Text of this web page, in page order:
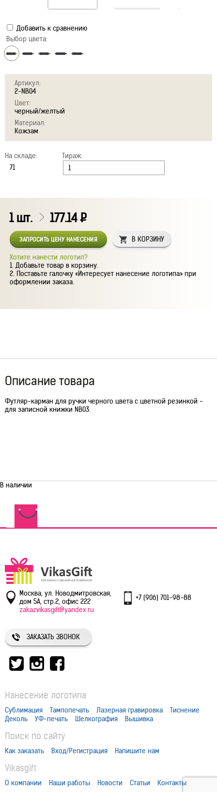
Добавить к сравнению
Выбор цвета:
Артикул:
2-NB04
Цвет:
черный/желтый
Материал:
Кожзам
На складе: Тираж:
1шт. 177.14Р
ЗАПРОСИТЬ ЦЕНУ НАНЕСЕНИЯ В КОРЗИНУ
Хотите нанести логотип?
Добавьте товар в корзину.
Поставьте галочку «Интересует нанесение логотипа» при
оформлении заказа.
Описание товара
Футляр-карман для ручки черного цвета с цветной резинкой -
для записной книжки NB03.
В наличии
Москва, ул. Новодмитровская,
дом 5А, стр.2, офис 222
+7 (906) 701-98-88
zakazvikasgift@yandex.ru
ЗАКАЗАТЬ ЗВОНОК
Нанесение логотипа
Сублимация Тампопечать Лазерная гравировка
Тиснение
Деколь
УФ-печать Шелкография Вышивка
Поиск по сайту
Как заказать Вход/Регистрация Напишите нам
Vikasgift
О компании Наши работы Новости Статьи Контакты